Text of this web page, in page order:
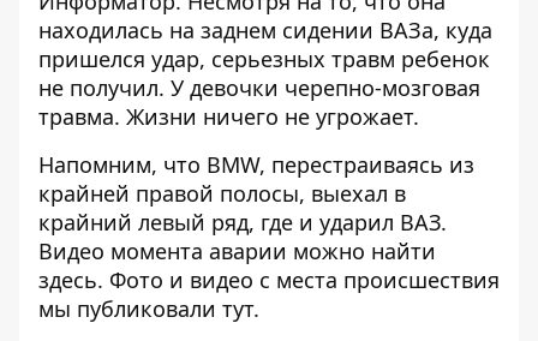
находилась на заднем сидении ВАЗа, куда
пришелся удар, серьезных травм ребенок
не получил. У девочки черепно-мозговая
травма. Жизни ничего не угрожает.
Напомним, что BMW, перестраиваясь из
крайней правой полосы, выехал в
крайний левый ряд, где и ударил ВАЗ.
Видео момента аварии можно найти
здесь. Фото и видео с места происшествия
мы публиковали тут.